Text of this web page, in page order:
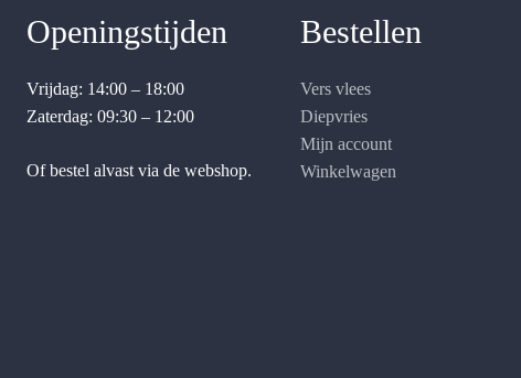
Openingstijden
Vrijdag: 14:00 – 18:00
Zaterdag: 09:30 – 12:00
Of bestel alvast via de webshop.
Bestellen
Vers vlees
Diepvries
Mijn account
Winkelwagen